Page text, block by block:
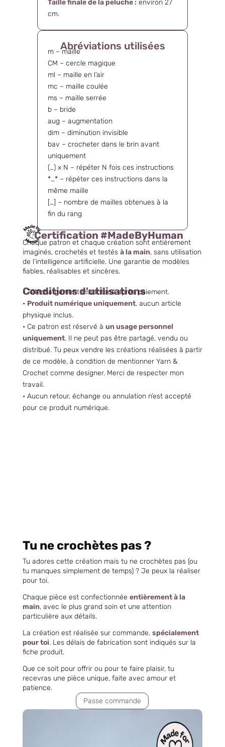
Taille finale de la peluche : environ 27
cm.
Abréviations utilisées
m – maille
CM – cercle magique
ml – maille en l’air
mc – maille coulée
ms – maille serrée
b – bride
aug – augmentation
dim – diminution invisible
bav – crocheter dans le brin avant
uniquement
(…) x N – répéter N fois ces instructions
*…* – répéter ces instructions dans la
même maille
[…] – nombre de mailles obtenues à la
fin du rang
Certification #MadeByHuman
Chaque patron et chaque création sont entièrement
imaginés, crochetés et testés à la main, sans utilisation
de l’intelligence artificielle. Une garantie de modèles
fiables, réalisables et sincères.
Conditions d'utilisations
• Téléchargement instantané après paiement.
• Produit numérique uniquement, aucun article
physique inclus.
• Ce patron est réservé à un usage personnel
uniquement. Il ne peut pas être partagé, vendu ou
distribué. Tu peux vendre les créations réalisées à partir
de ce modèle, à condition de mentionner Yarn &
Crochet comme designer. Merci de respecter mon
travail.
• Aucun retour, échange ou annulation n’est accepté
pour ce produit numérique.
Tu ne crochètes pas ?
Tu adores cette création mais tu ne crochètes pas (ou
tu manques simplement de temps) ? Je peux la réaliser
pour toi.
Chaque pièce est confectionnée entièrement à la
main, avec le plus grand soin et une attention
particulière aux détails.
La création est réalisée sur commande, spécialement
pour toi. Les délais de fabrication sont indiqués sur la
fiche produit.
Que ce soit pour offrir ou pour te faire plaisir, tu
recevras une pièce unique, faite avec amour et
patience.
Passe commande